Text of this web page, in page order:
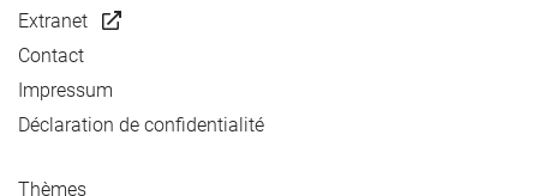
Extranet
Contact
Impressum
Déclaration de confidentialité
Thèmes